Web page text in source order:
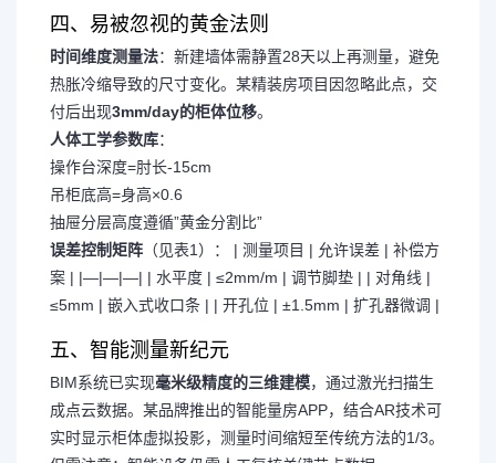
四、易被忽视的黄金法则
时间维度测量法：新建墙体需静置28天以上再测量，避免
热胀冷缩导致的尺寸变化。某精装房项目因忽略此点，交
付后出现3mm/day的柜体位移。
人体工学参数库：
操作台深度=肘长-15cm
吊柜底高=身高×0.6
抽屉分层高度遵循”黄金分割比”
误差控制矩阵 （见表1）： | 测量项目 | 允许误差 | 补偿方
案 | |—|—|—| | 水平度 | ≤2mm/m | 调节脚垫 | | 对角线 |
≤5mm | 嵌入式收口条 | | 开孔位 | ±1.5mm | 扩孔器微调 |
五、智能测量新纪元
BIM系统已实现毫米级精度的三维建模，通过激光扫描生
成点云数据。某品牌推出的智能量房APP，结合AR技术可
实时显示柜体虚拟投影，测量时间缩短至传统方法的1/3。